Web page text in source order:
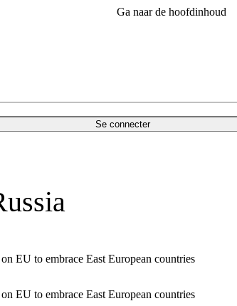
Ga naar de hoofdinhoud
Se connecter
EU to embrace East European countries
EU to embrace East European countries